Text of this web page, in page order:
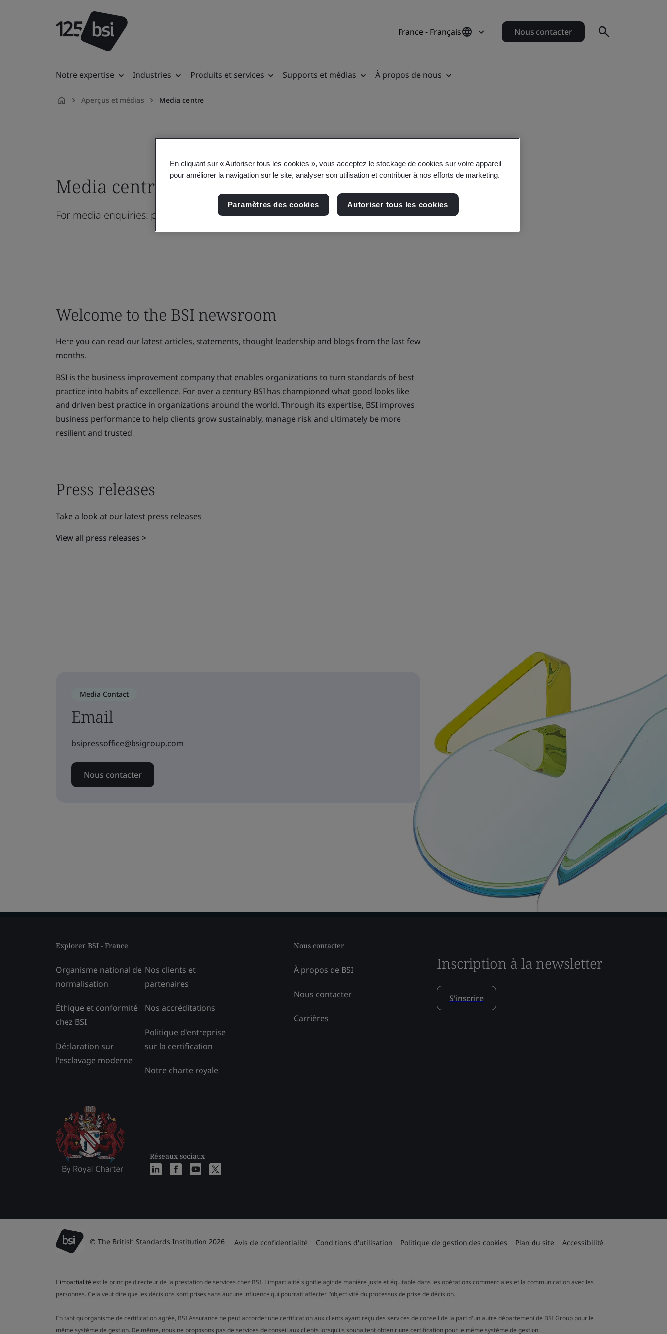
France - Français Nous contacter
Notre expertise Industries Produits et services Supports et médias À propos de nous
Aperçus et médias Media centre
Media centre
For media enquiries: pressoffice@bsigroup.com
Welcome to the BSI newsroom
Here you can read our latest articles, statements, thought leadership and blogs from the last few
months.
BSI is the business improvement company that enables organizations to turn standards of best
practice into habits of excellence. For over a century BSI has championed what good looks like
and driven best practice in organizations around the world. Through its expertise, BSI improves
business performance to help clients grow sustainably, manage risk and ultimately be more
resilient and trusted.
Press releases
Take a look at our latest press releases
View all press releases >
Media Contact
Email
bsipressoffice@bsigroup.com
Nous contacter
Explorer BSI - France
Organisme national de
normalisation
Éthique et conformité
chez BSI
Déclaration sur
l'esclavage moderne
Nos clients et
partenaires
Nos accréditations
Politique d'entreprise
sur la certification
Notre charte royale
Réseaux sociaux
Nous contacter
À propos de BSI
Nous contacter
Carrières
Inscription à la newsletter
S'inscrire
© The British Standards Institution 2026 Avis de confidentialité Conditions d'utilisation Politique de gestion des cookies Plan du site Accessibilité
L'impartialité est le principe directeur de la prestation de services chez BSI. L'impartialité signifie agir de manière juste et équitable dans les opérations commerciales et la communication avec les
personnes. Cela veut dire que les décisions sont prises sans aucune influence qui pourrait affecter l'objectivité du processus de prise de décision.
En tant qu'organisme de certification agréé, BSI Assurance ne peut accorder une certification aux clients ayant reçu des services de conseil de la part d'un autre département de BSI Group pour le
même système de gestion. De même, nous ne proposons pas de services de conseil aux clients lorsqu'ils souhaitent obtenir une certification pour le même système de gestion.
En cliquant sur « Autoriser tous les cookies », vous acceptez le stockage de cookies sur votre appareil
pour améliorer la navigation sur le site, analyser son utilisation et contribuer à nos efforts de marketing.
Paramètres des cookies Autoriser tous les cookies